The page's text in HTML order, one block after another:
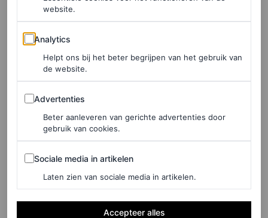
website.
Analytics
Analytics
Helpt ons bij het beter begrijpen van het gebruik van
de website.
Advertenties
Advertenties
Beter aanleveren van gerichte advertenties door
gebruik van cookies.
Sociale media in artikelen
Sociale media in artikelen
Laten zien van sociale media in artikelen.
Accepteer alles